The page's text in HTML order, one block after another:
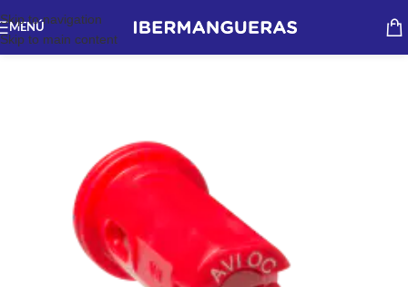
Skip to navigation
Skip to main content
MENÚ